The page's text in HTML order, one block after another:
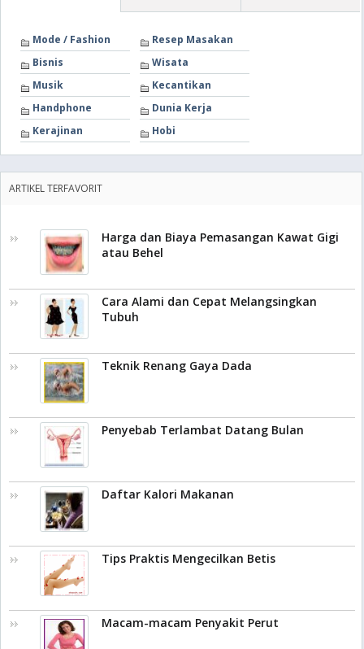
Mode / Fashion
Resep Masakan
Bisnis
Wisata
Musik
Kecantikan
Handphone
Dunia Kerja
Kerajinan
Hobi
ARTIKEL TERFAVORIT
Harga dan Biaya Pemasangan Kawat Gigi
atau Behel
Cara Alami dan Cepat Melangsingkan
Tubuh
Teknik Renang Gaya Dada
Penyebab Terlambat Datang Bulan
Daftar Kalori Makanan
Tips Praktis Mengecilkan Betis
Macam-macam Penyakit Perut